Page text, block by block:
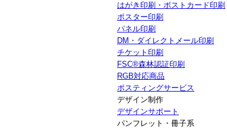
はがき印刷・ポストカード印刷
ポスター印刷
パネル印刷
DM・ダイレクトメール印刷
チケット印刷
FSC®森林認証印刷
RGB対応商品
ポスティングサービス
デザイン制作
デザインサポート
パンフレット・冊子系